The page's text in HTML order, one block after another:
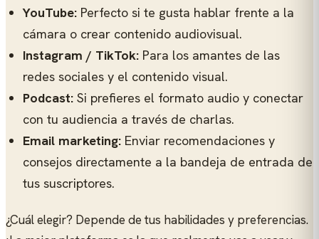
YouTube: Perfecto si te gusta hablar frente a la
cámara o crear contenido audiovisual.
Instagram / TikTok: Para los amantes de las
redes sociales y el contenido visual.
Podcast: Si prefieres el formato audio y conectar
con tu audiencia a través de charlas.
Email marketing: Enviar recomendaciones y
consejos directamente a la bandeja de entrada de
tus suscriptores.
¿Cuál elegir? Depende de tus habilidades y preferencias.